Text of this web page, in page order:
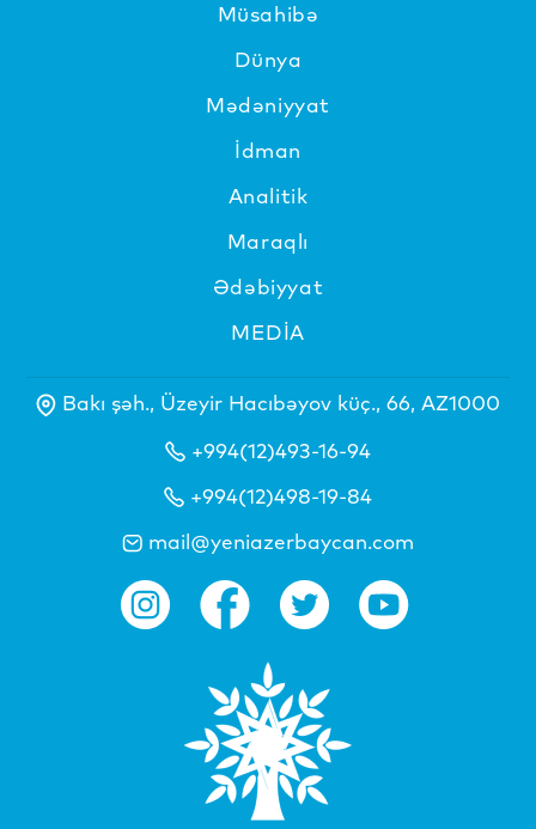
Müsahibə
Dünya
Mədəniyyat
İdman
Analitik
Maraqlı
Ədəbiyyat
MEDİA
Bakı şəh., Üzeyir Hacıbəyov küç., 66, AZ1000
+994(12)493-16-94
+994(12)498-19-84
mail@yeniazerbaycan.com